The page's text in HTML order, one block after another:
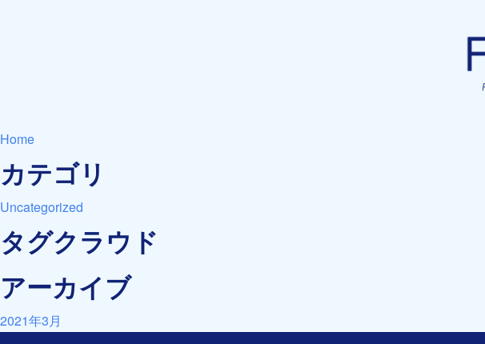
Home
カテゴリ
Uncategorized
タグクラウド
アーカイブ
2021年3月